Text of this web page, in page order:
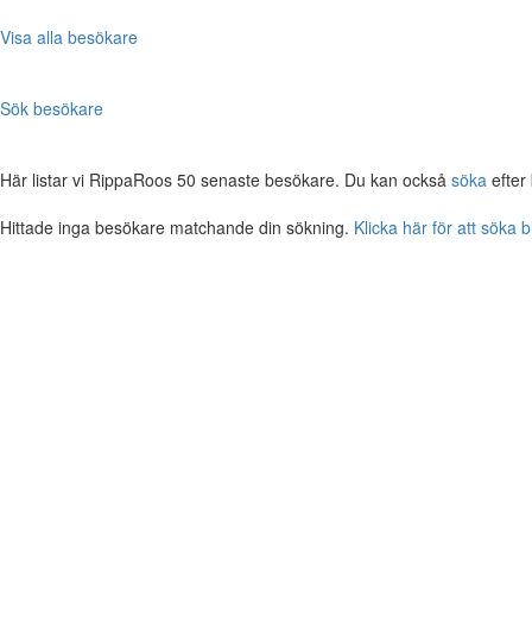
Visa alla besökare
Sök besökare
Här listar vi RippaRoos 50 senaste besökare. Du kan också söka efter
Hittade inga besökare matchande din sökning. Klicka här för att söka